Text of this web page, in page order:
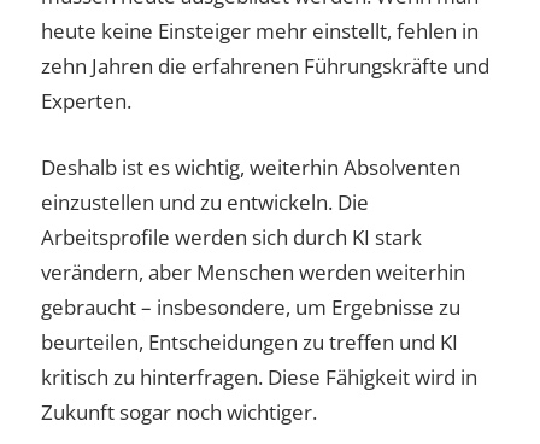
heute keine Einsteiger mehr einstellt, fehlen in
zehn Jahren die erfahrenen Führungskräfte und
Experten.
Deshalb ist es wichtig, weiterhin Absolventen
einzustellen und zu entwickeln. Die
Arbeitsprofile werden sich durch KI stark
verändern, aber Menschen werden weiterhin
gebraucht – insbesondere, um Ergebnisse zu
beurteilen, Entscheidungen zu treffen und KI
kritisch zu hinterfragen. Diese Fähigkeit wird in
Zukunft sogar noch wichtiger.